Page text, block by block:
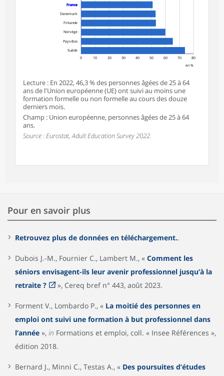
0 10 20 30 40 50 60 70 80
en %
France
Danemark
Finlande
Norvège
Pays-Bas
Suède
Lecture : En 2022, 46,3 % des personnes âgées de 25 à 64
ans de l'Union européenne (UE) ont suivi au moins une
formation formelle ou non formelle au cours des douze
derniers mois.
Champ : Union européenne, personnes âgées de 25 à 64
ans.
Source : Eurostat,Adult Education Survey2022.
Pour en savoir plus
Retrouvez plus de données en téléchargement..
Dubois J.-M., Fournier C., Lambert M., « Comment les
séniors envisagent-ils leur avenir professionnel jusqu’à la
retraite ?
», Cereq bref n° 443, août 2023.
Forment V., Lombardo P., « La moitié des personnes en
emploi ont suivi une formation à but professionnel dans
l’année », in Formations et emploi, coll. « Insee Références »,
édition 2018.
Bernard J., Minni C., Testas A., « Des poursuites d’études